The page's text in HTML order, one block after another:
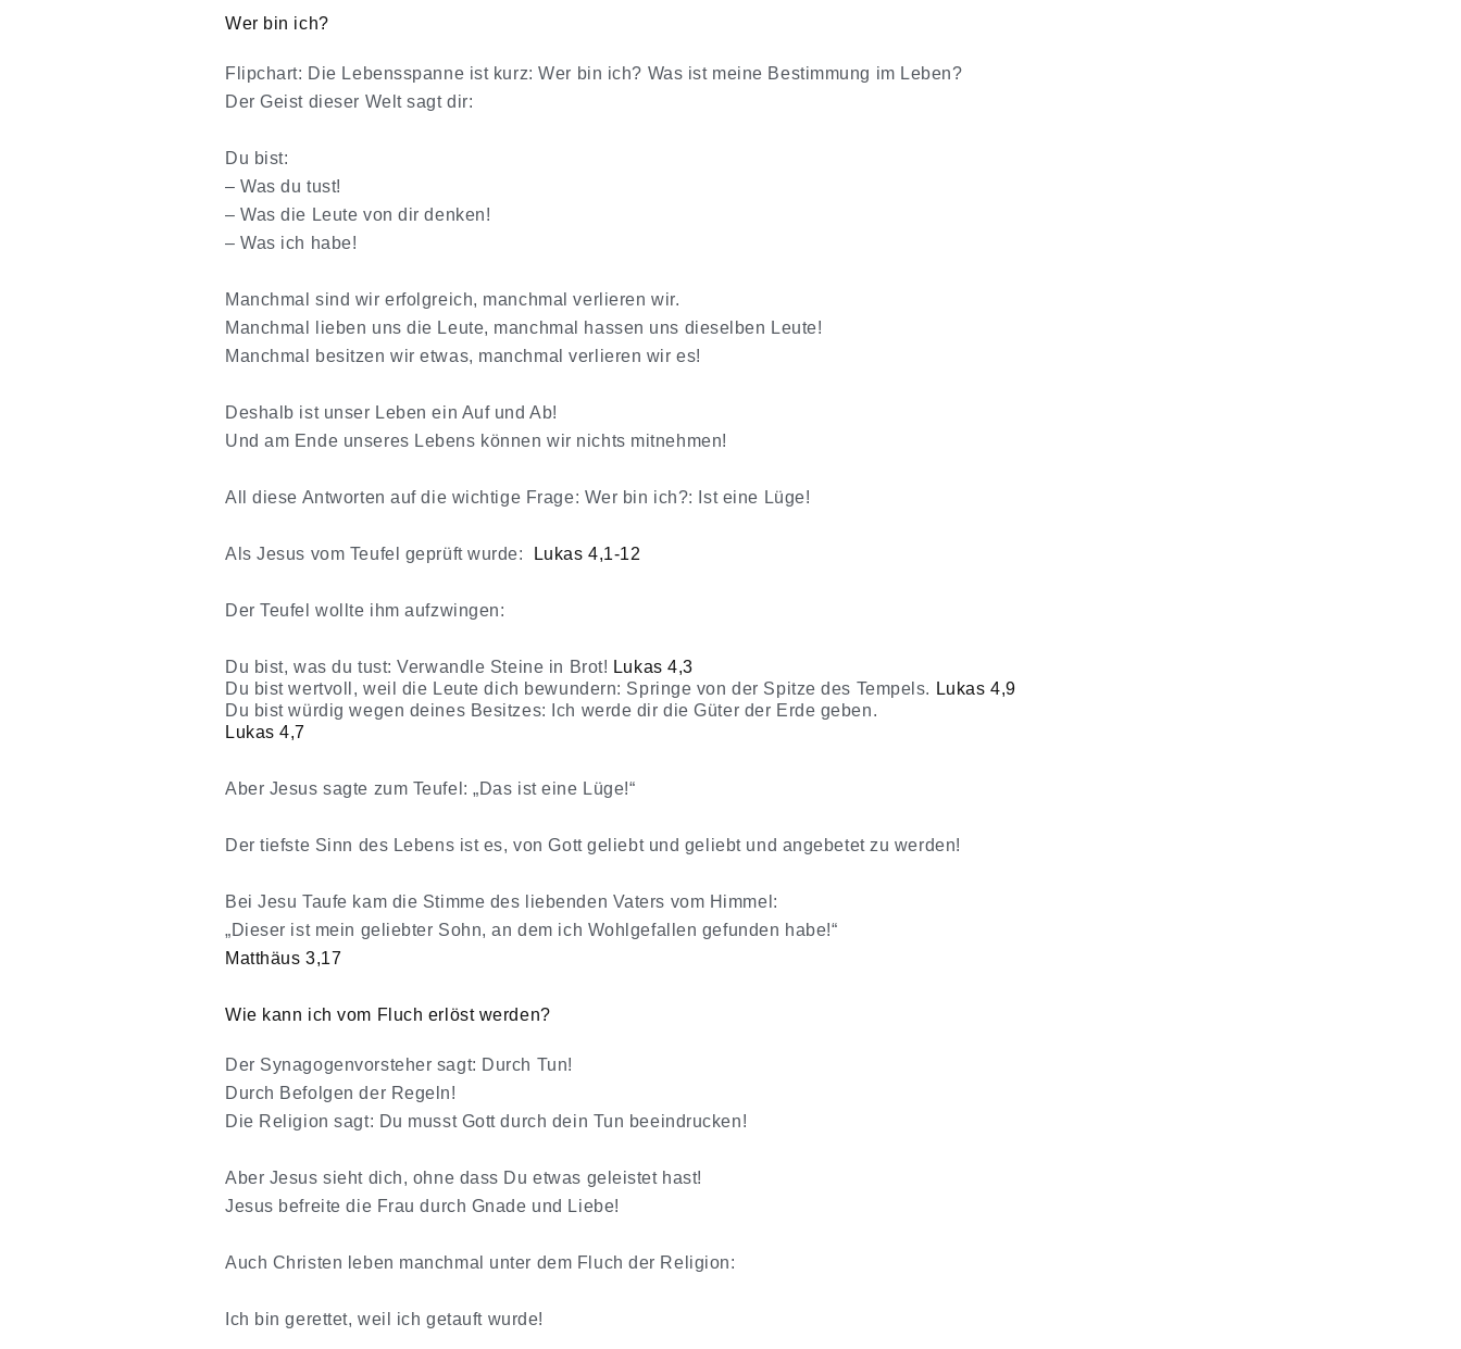
Wer bin ich?
Flipchart: Die Lebensspanne ist kurz: Wer bin ich? Was ist meine Bestimmung im Leben?
Der Geist dieser Welt sagt dir:
Du bist:
– Was du tust!
– Was die Leute von dir denken!
– Was ich habe!
Manchmal sind wir erfolgreich, manchmal verlieren wir.
Manchmal lieben uns die Leute, manchmal hassen uns dieselben Leute!
Manchmal besitzen wir etwas, manchmal verlieren wir es!
Deshalb ist unser Leben ein Auf und Ab!
Und am Ende unseres Lebens können wir nichts mitnehmen!
All diese Antworten auf die wichtige Frage: Wer bin ich?: Ist eine Lüge!
Als Jesus vom Teufel geprüft wurde: Lukas 4,1-12
Der Teufel wollte ihm aufzwingen:
Du bist, was du tust: Verwandle Steine ​​in Brot! Lukas 4,3
Du bist wertvoll, weil die Leute dich bewundern: Springe von der Spitze des Tempels. Lukas 4,9
Du bist würdig wegen deines Besitzes: Ich werde dir die Güter der Erde geben.
Lukas 4,7
Aber Jesus sagte zum Teufel: „Das ist eine Lüge!“
Der tiefste Sinn des Lebens ist es, von Gott geliebt und geliebt und angebetet zu werden!
Bei Jesu Taufe kam die Stimme des liebenden Vaters vom Himmel:
„Dieser ist mein geliebter Sohn, an dem ich Wohlgefallen gefunden habe!“
Matthäus 3,17
Wie kann ich vom Fluch erlöst werden?
Der Synagogenvorsteher sagt: Durch Tun!
Durch Befolgen der Regeln!
Die Religion sagt: Du musst Gott durch dein Tun beeindrucken!
Aber Jesus sieht dich, ohne dass Du etwas geleistet hast!
Jesus befreite die Frau durch Gnade und Liebe!
Auch Christen leben manchmal unter dem Fluch der Religion:
Ich bin gerettet, weil ich getauft wurde!